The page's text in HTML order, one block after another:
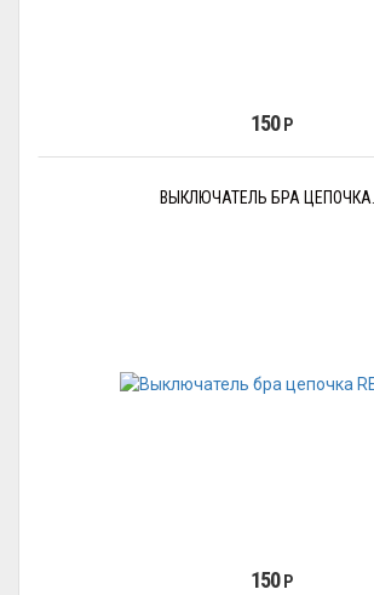
150 Р
ВЫКЛЮЧАТЕЛЬ БРА ЦЕПОЧКА...
150 Р